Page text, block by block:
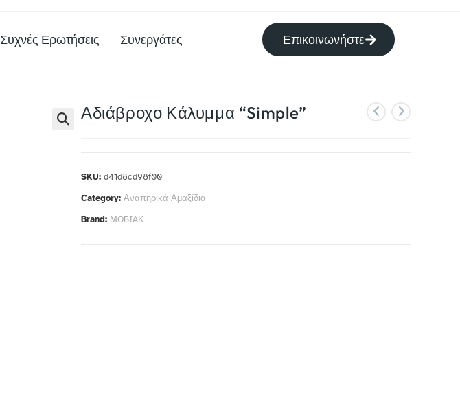
Συχνές Ερωτήσεις Συνεργάτες Επικοινωνήστε
Αδιάβροχο Κάλυμμα “Simple”
SKU: d41d8cd98f00
Category: Αναπηρικά Αμαξίδια
Brand: MOBIAK